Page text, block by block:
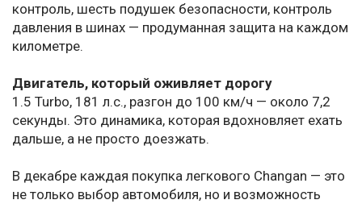
контроль, шесть подушек безопасности, контроль
давления в шинах — продуманная защита на каждом
километре.
Двигатель, который оживляет дорогу
1.5 Turbo, 181 л.с., разгон до 100 км/ч — около 7,2
секунды. Это динамика, которая вдохновляет ехать
дальше, а не просто доезжать.
В декабре каждая покупка легкового Changan — это
не только выбор автомобиля, но и возможность